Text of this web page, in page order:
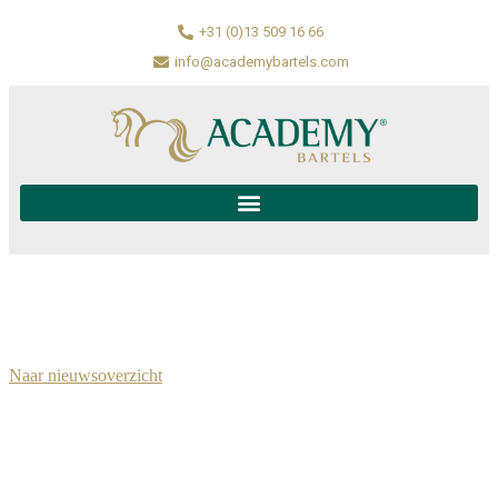
+31 (0)13 509 16 66
info@academybartels.com
Naar nieuwsoverzicht